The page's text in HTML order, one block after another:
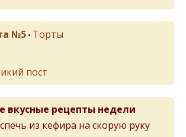
№5 • Торты
пост
вкусные рецепты недели
из кефира на скорую руку